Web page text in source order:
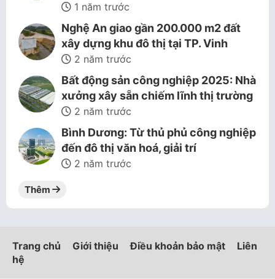
1 năm trước
Nghệ An giao gần 200.000 m2 đất
xây dựng khu đô thị tại TP. Vinh
2 năm trước
Bất động sản công nghiệp 2025: Nhà
xưởng xây sẵn chiếm lĩnh thị trường
2 năm trước
Bình Dương: Từ thủ phủ công nghiệp
đến đô thị văn hoá, giải trí
2 năm trước
Thêm
Trang chủ Giới thiệu Điều khoản bảo mật
Liên
hệ